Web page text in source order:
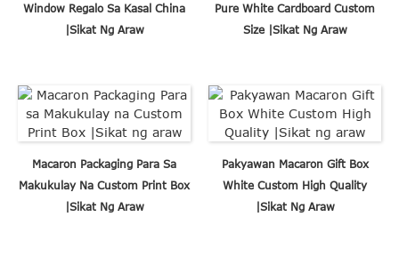
Window Regalo Sa Kasal China
|Sikat Ng Araw
Pure White Cardboard Custom
Size |Sikat Ng Araw
Macaron Packaging Para Sa
Makukulay Na Custom Print Box
|Sikat Ng Araw
Pakyawan Macaron Gift Box
White Custom High Quality
|Sikat Ng Araw